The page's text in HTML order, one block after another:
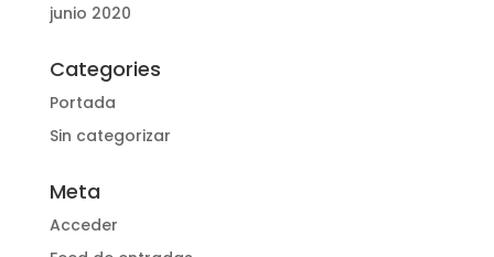
junio 2020
Categories
Portada
Sin categorizar
Meta
Acceder